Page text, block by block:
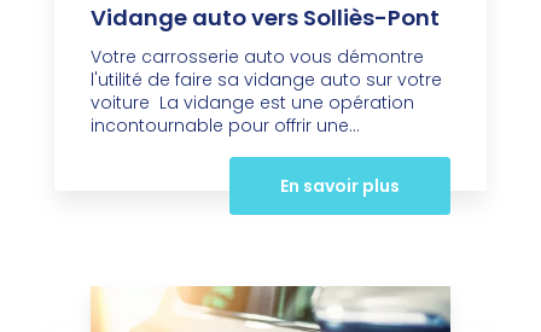
Vidange auto vers Solliès-Pont
Votre carrosserie auto vous démontre
l'utilité de faire sa vidange auto sur votre
voiture La vidange est une opération
incontournable pour offrir une...
En savoir plus